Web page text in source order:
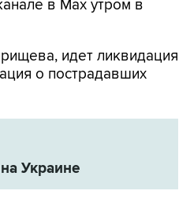
идет ликвидация
Украине
область